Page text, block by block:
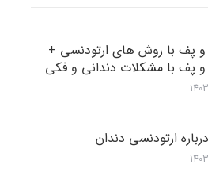
و پف با روش های ارتودنسی +
و پف با مشکلات دندانی و فکی
ارتودنسی دندان